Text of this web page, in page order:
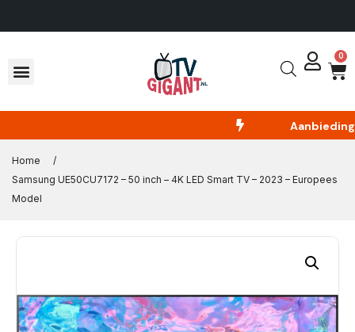
0
Aanbieding
Home
/
Samsung UE50CU7172 – 50 inch – 4K LED Smart TV – 2023 – Europees
Model